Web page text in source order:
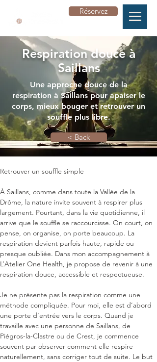
Réservez
Respiration douce à
Saillans
Une approche douce de la
respiration à Saillans pour apaiser le
corps, mieux bouger et retrouver un
souffle plus libre.
< Back
Retrouver un souffle simple
À Saillans, comme dans toute la Vallée de la
Drôme, la nature invite souvent à respirer plus
largement. Pourtant, dans la vie quotidienne, il
arrive que le souffle se raccourcisse. On court, on
pense, on organise, on porte beaucoup. La
respiration devient parfois haute, rapide ou
presque oubliée. Dans mon accompagnement à
L’Atelier One Health, je propose de revenir à une
respiration douce, accessible et respectueuse.
Je ne présente pas la respiration comme une
méthode compliquée. Pour moi, elle est d’abord
une porte d’entrée vers le corps. Quand je
travaille avec une personne de Saillans, de
Piégros-la-Clastre ou de Crest, je commence
souvent par observer comment elle respire
naturellement, sans corriger tout de suite. Le but